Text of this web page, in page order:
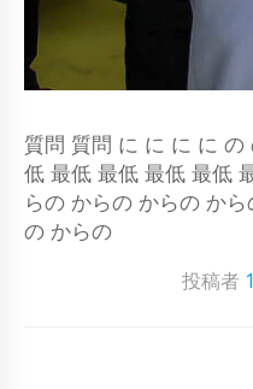
質問 質問 に に に に
低 最低 最低 最低 最低
らの からの からの か
の からの
投稿者